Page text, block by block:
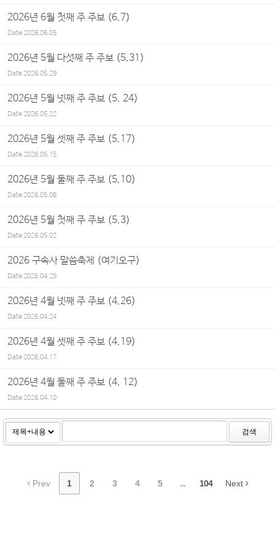
2026년 6월 첫째 주 주보 (6.7)
Date2026.06.05
2026년 5월 다섯째 주 주보 (5.31)
Date2026.05.29
2026년 5월 넷째 주 주보 (5. 24)
Date2026.05.22
2026년 5월 셋째 주 주보 (5.17)
Date2026.05.15
2026년 5월 둘째 주 주보 (5.10)
Date2026.05.08
2026년 5월 첫째 주 주보 (5.3)
Date2026.05.02
2026 구속사 말씀축제 (여기오구)
Date2026.04.29
2026년 4월 넷째 주 주보 (4.26)
Date2026.04.24
2026년 4월 셋째 주 주보 (4.19)
Date2026.04.17
2026년 4월 둘째 주 주보 (4. 12)
Date2026.04.10
검색
Prev 1 2 3 4 5 ... 104 Next